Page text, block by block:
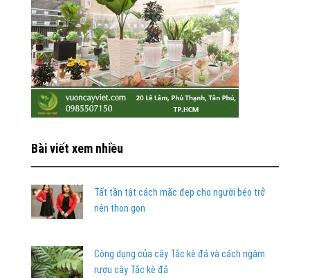
Bài viết xem nhiều
Tất tần tật cách mặc đẹp cho người béo trở
nên thon gọn
Công dụng của cây Tắc kè đá và cách ngâm
rượu cây Tắc kè đá